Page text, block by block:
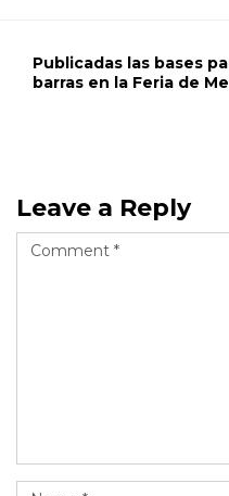
Publicadas las bases
barras en la Feria de
Leave a Reply